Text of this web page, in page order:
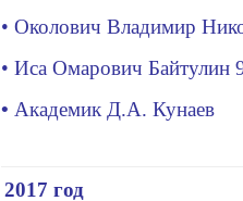
•Околович Владимир
•Иса Омарович Байтулин
•Академик Д.А. Кунаев
2017 год